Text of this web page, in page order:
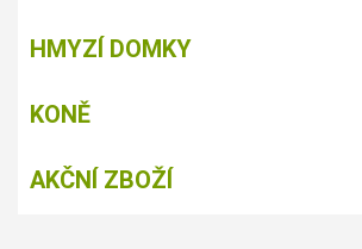
HMYZÍ DOMKY
KONĚ
AKČNÍ ZBOŽÍ